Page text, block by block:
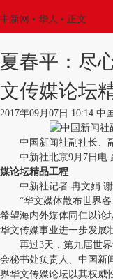
中新网 • 华人 • 正文
夏春平：尽
文传媒论坛
2017年09月07日 10:14 中
中国新闻社副社长、
中新社北京9月7日电
媒论坛精品工程
中新社记者 冉文娟
“华文媒体散布世界各
希望海内外媒体同仁以论
华文传媒事业进一步发展
再过3天，第九届世界
会秘书处负责人、中国新
界华文传媒论坛以其权威